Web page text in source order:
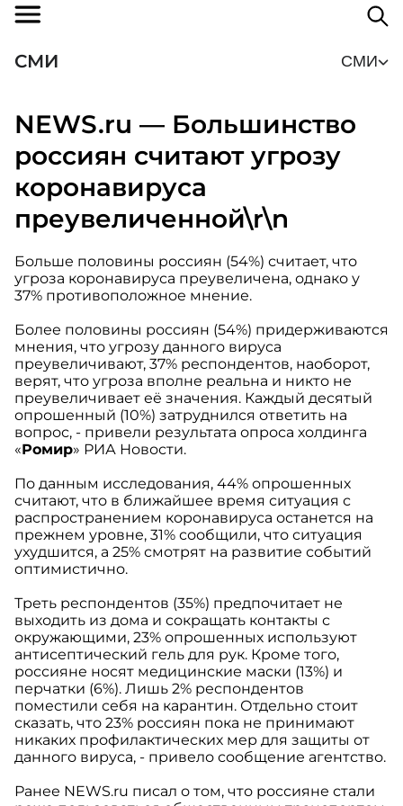
СМИ СМИ
NEWS.ru — Большинство
россиян считают угрозу
коронавируса
преувеличенной\r\n
Больше половины россиян (54%) считает, что
угроза коронавируса преувеличена, однако у
37% противоположное мнение.
Более половины россиян (54%) придерживаются
мнения, что угрозу данного вируса
преувеличивают, 37% респондентов, наоборот,
верят, что угроза вполне реальна и никто не
преувеличивает её значения. Каждый десятый
опрошенный (10%) затруднился ответить на
вопрос, - привели результата опроса холдинга
«Ромир» РИА Новости.
По данным исследования, 44% опрошенных
считают, что в ближайшее время ситуация с
распространением коронавируса останется на
прежнем уровне, 31% сообщили, что ситуация
ухудшится, а 25% смотрят на развитие событий
оптимистично.
Треть респондентов (35%) предпочитает не
выходить из дома и сокращать контакты с
окружающими, 23% опрошенных используют
антисептический гель для рук. Кроме того,
россияне носят медицинские маски (13%) и
перчатки (6%). Лишь 2% респондентов
поместили себя на карантин. Отдельно стоит
сказать, что 23% россиян пока не принимают
никаких профилактических мер для защиты от
данного вируса, - привело сообщение агентство.
Ранее NEWS.ru писал о том, что россияне стали